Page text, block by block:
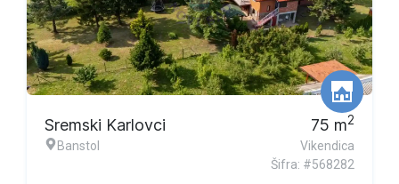
Ekskluzivna ponuda
Sremski Karlovci
Banstol
75 m2
Vikendica
Šifra: #568282